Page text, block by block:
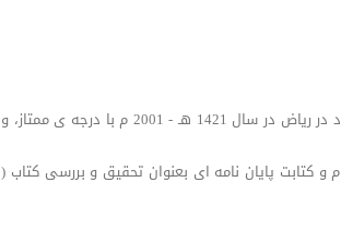
• کسب ممدرک دکترای اصول دین در رشته عقیده و ادیان معاصر از دانشگاه اسلامی امام محمد بن سعود در ریاض در سال 1421 هـ - 2001 م با درجه ی ممتاز، و
• کسب مدرک فوق لیسانس عقیده و مذاهب معاصر از دانشگاه اسلامی محمد بن سعود در ریاض با درجه ممتاز در سال 1416 هـ - 1996 م و کتابت پایان نامه ای بعنوان تحقیق و بررسی کتاب (